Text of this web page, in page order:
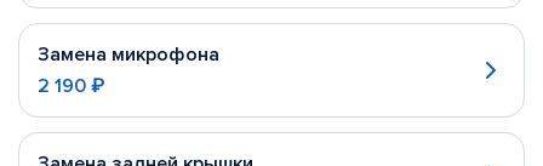
Замена микрофона
2 190 ₽